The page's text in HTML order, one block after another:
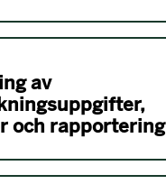
av
och rapportering